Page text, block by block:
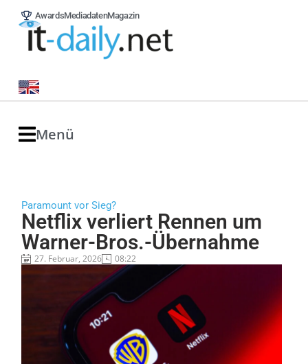
AwardsMediadatenMagazin
Menü
Paramount vor Sieg?
Netflix verliert Rennen um
Warner-Bros.-Übernahme
27. Februar, 2026 08:22